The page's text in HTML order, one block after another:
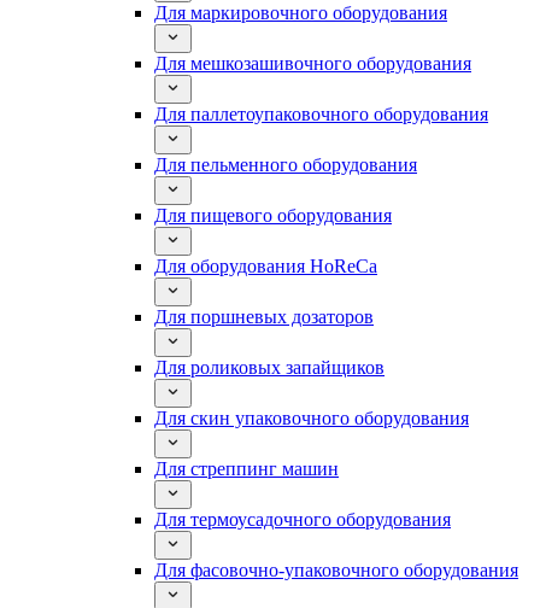
Для маркировочного оборудования
Для мешкозашивочного оборудования
Для паллетоупаковочного оборудования
Для пельменного оборудования
Для пищевого оборудования
Для оборудования HoReCa
Для поршневых дозаторов
Для роликовых запайщиков
Для скин упаковочного оборудования
Для стреппинг машин
Для термоусадочного оборудования
Для фасовочно-упаковочного оборудования